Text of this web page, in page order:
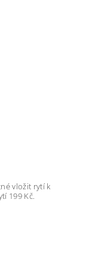
vložit rytí k
199 Kč.